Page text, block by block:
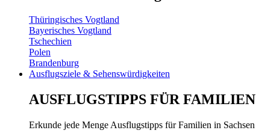
Thüringisches Vogtland
Bayerisches Vogtland
Tschechien
Polen
Brandenburg
Ausflugsziele & Sehenswürdigkeiten
AUSFLUGSTIPPS FÜR FAMILIEN
Erkunde jede Menge Ausflugstipps für Familien in Sachsen